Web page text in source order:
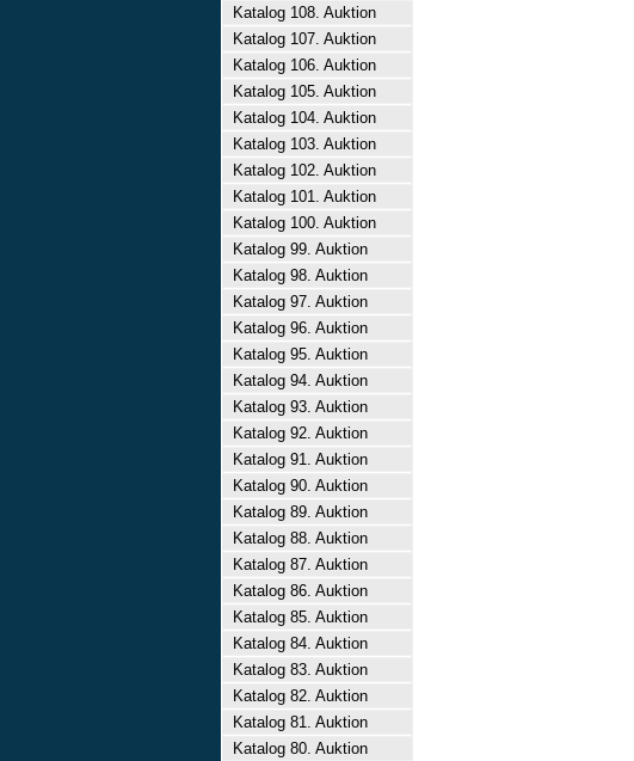
Katalog 108. Auktion
Katalog 107. Auktion
Katalog 106. Auktion
Katalog 105. Auktion
Katalog 104. Auktion
Katalog 103. Auktion
Katalog 102. Auktion
Katalog 101. Auktion
Katalog 100. Auktion
Katalog 99. Auktion
Katalog 98. Auktion
Katalog 97. Auktion
Katalog 96. Auktion
Katalog 95. Auktion
Katalog 94. Auktion
Katalog 93. Auktion
Katalog 92. Auktion
Katalog 91. Auktion
Katalog 90. Auktion
Katalog 89. Auktion
Katalog 88. Auktion
Katalog 87. Auktion
Katalog 86. Auktion
Katalog 85. Auktion
Katalog 84. Auktion
Katalog 83. Auktion
Katalog 82. Auktion
Katalog 81. Auktion
Katalog 80. Auktion